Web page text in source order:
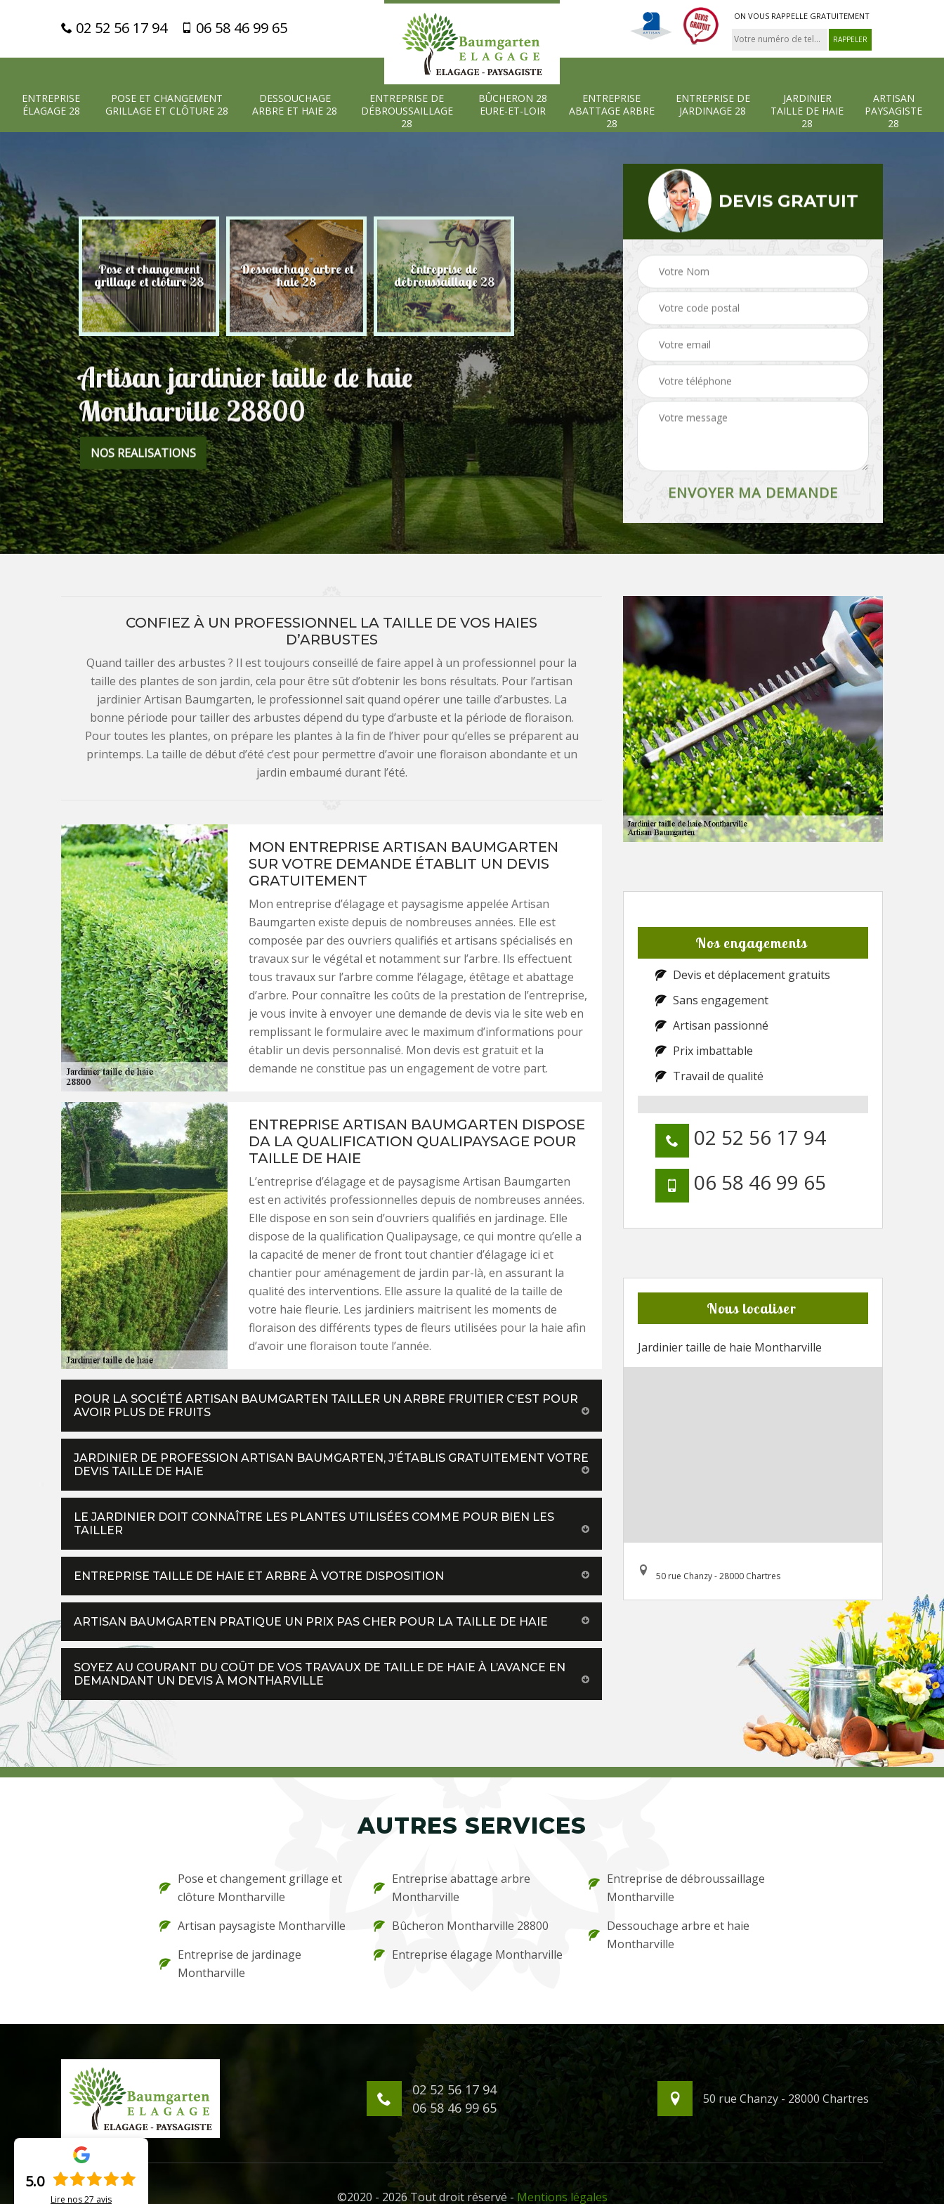
02 52 56 17 94 06 58 46 99 65
ON VOUS RAPPELLE GRATUITEMENT
ENTREPRISE
ÉLAGAGE 28
POSE ET CHANGEMENT
GRILLAGE ET CLÔTURE 28
DESSOUCHAGE
ARBRE ET HAIE 28
ENTREPRISE DE
DÉBROUSSAILLAGE
28
BÛCHERON 28
EURE-ET-LOIR
ENTREPRISE
ABATTAGE ARBRE
28
ENTREPRISE DE
JARDINAGE 28
JARDINIER
TAILLE DE HAIE
28
ARTISAN
PAYSAGISTE
28
28 Pose et changement
grillage et clôture 28
Dessouchage arbre et
haie 28
Entreprise de
débroussaillage 28
Bûcheron 28 Eure-et-
Loir
Entreprise abattage Entreprise de
jardinage 28
Artisan jardinier taille de haie
Montharville 28800
NOS REALISATIONS
DEVIS GRATUIT
CONFIEZ À UN PROFESSIONNEL LA TAILLE DE VOS HAIES
D’ARBUSTES
Quand tailler des arbustes ? Il est toujours conseillé de faire appel à un professionnel pour la
taille des plantes de son jardin, cela pour être sût d’obtenir les bons résultats. Pour l’artisan
jardinier Artisan Baumgarten, le professionnel sait quand opérer une taille d’arbustes. La
bonne période pour tailler des arbustes dépend du type d’arbuste et la période de floraison.
Pour toutes les plantes, on prépare les plantes à la fin de l’hiver pour qu’elles se préparent au
printemps. La taille de début d’été c’est pour permettre d’avoir une floraison abondante et un
jardin embaumé durant l’été.
MON ENTREPRISE ARTISAN BAUMGARTEN
SUR VOTRE DEMANDE ÉTABLIT UN DEVIS
GRATUITEMENT
Mon entreprise d’élagage et paysagisme appelée Artisan
Baumgarten existe depuis de nombreuses années. Elle est
composée par des ouvriers qualifiés et artisans spécialisés en
travaux sur le végétal et notamment sur l’arbre. Ils effectuent
tous travaux sur l’arbre comme l’élagage, étêtage et abattage
d’arbre. Pour connaître les coûts de la prestation de l’entreprise,
je vous invite à envoyer une demande de devis via le site web en
remplissant le formulaire avec le maximum d’informations pour
établir un devis personnalisé. Mon devis est gratuit et la
demande ne constitue pas un engagement de votre part.
ENTREPRISE ARTISAN BAUMGARTEN DISPOSE
DA LA QUALIFICATION QUALIPAYSAGE POUR
TAILLE DE HAIE
L’entreprise d’élagage et de paysagisme Artisan Baumgarten
est en activités professionnelles depuis de nombreuses années.
Elle dispose en son sein d’ouvriers qualifiés en jardinage. Elle
dispose de la qualification Qualipaysage, ce qui montre qu’elle a
la capacité de mener de front tout chantier d’élagage ici et
chantier pour aménagement de jardin par-là, en assurant la
qualité des interventions. Elle assure la qualité de la taille de
votre haie fleurie. Les jardiniers maitrisent les moments de
floraison des différents types de fleurs utilisées pour la haie afin
d’avoir une floraison toute l’année.
POUR LA SOCIÉTÉ ARTISAN BAUMGARTEN TAILLER UN ARBRE FRUITIER C’EST POUR
AVOIR PLUS DE FRUITS
JARDINIER DE PROFESSION ARTISAN BAUMGARTEN, J’ÉTABLIS GRATUITEMENT VOTRE
DEVIS TAILLE DE HAIE
LE JARDINIER DOIT CONNAÎTRE LES PLANTES UTILISÉES COMME POUR BIEN LES
TAILLER
ENTREPRISE TAILLE DE HAIE ET ARBRE À VOTRE DISPOSITION
ARTISAN BAUMGARTEN PRATIQUE UN PRIX PAS CHER POUR LA TAILLE DE HAIE
SOYEZ AU COURANT DU COÛT DE VOS TRAVAUX DE TAILLE DE HAIE À L’AVANCE EN
DEMANDANT UN DEVIS À MONTHARVILLE
Nos engagements
Devis et déplacement gratuits
Sans engagement
Artisan passionné
Prix imbattable
Travail de qualité
02 52 56 17 94
06 58 46 99 65
Nous localiser
Jardinier taille de haie Montharville
50 rue Chanzy - 28000 Chartres
AUTRES SERVICES
Pose et changement grillage et
clôture Montharville
Artisan paysagiste Montharville
Entreprise de jardinage
Montharville
Entreprise abattage arbre
Montharville
Bûcheron Montharville 28800
Entreprise élagage Montharville
Entreprise de débroussaillage
Montharville
Dessouchage arbre et haie
Montharville
02 52 56 17 94
06 58 46 99 65
50 rue Chanzy - 28000 Chartres
©2020 - 2026 Tout droit réservé - Mentions légales
5.0
Lire nos27 avis